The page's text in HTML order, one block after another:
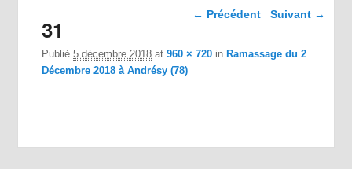
Navigation dans les
← Précédent Suivant →
31
Publié5 décembre 2018 at960 × 720 inRamassage du 2
Décembre 2018 à Andrésy (78)